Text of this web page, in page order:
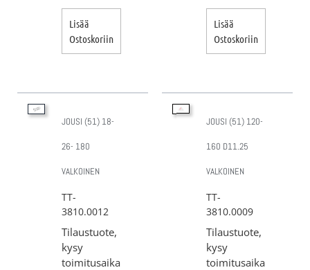
Lisää
Ostoskoriin
Lisää
Ostoskoriin
JOUSI (51) 18-
26- 180
VALKOINEN
TT-
3810.0012
Tilaustuote,
kysy
toimitusaika
JOUSI (51) 120-
160 D11.25
VALKOINEN
TT-
3810.0009
Tilaustuote,
kysy
toimitusaika